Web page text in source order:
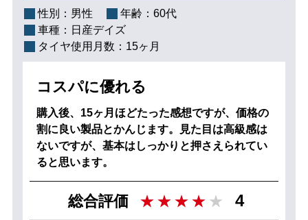
性別： 男性 年齢： 60代
車種： 日産デイズ
タイヤ使用月数： 15ヶ月
コスパに優れる
購入後、15ヶ月ほどたった感想ですが、価格の
割に良い製品とかんじます。見た目は高級感は
ないですが、基本はしっかりと押さえられてい
ると思います。
総合評価 4